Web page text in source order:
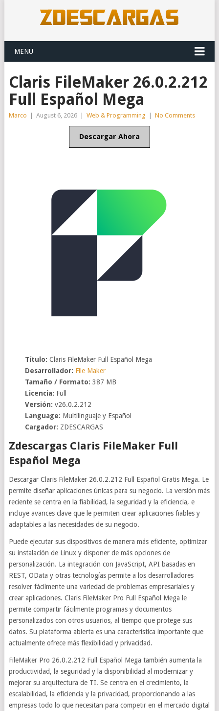
MENU
Claris FileMaker 26.0.2.212
Full Español Mega
Marco August 6, 2026 Web & Programming No Comments
Descargar Ahora
Título: Claris FileMaker Full Español Mega
Desarrollador: File Maker
Tamaño / Formato: 387 MB
Licencia: Full
Versión: v26.0.2.212
Language: Multilinguaje y Español
Cargador: ZDESCARGAS
Zdescargas Claris FileMaker Full
Español Mega
Descargar Claris FileMaker 26.0.2.212 Full Español Gratis Mega. Le
permite diseñar aplicaciones únicas para su negocio. La versión más
reciente se centra en la fiabilidad, la seguridad y la eficiencia, e
incluye avances clave que le permiten crear aplicaciones fiables y
adaptables a las necesidades de su negocio.
Puede ejecutar sus dispositivos de manera más eficiente, optimizar
su instalación de Linux y disponer de más opciones de
personalización. La integración con JavaScript, API basadas en
REST, OData y otras tecnologías permite a los desarrolladores
resolver fácilmente una variedad de problemas empresariales y
crear aplicaciones. Claris FileMaker Pro Full Español Mega le
permite compartir fácilmente programas y documentos
personalizados con otros usuarios, al tiempo que protege sus
datos. Su plataforma abierta es una característica importante que
actualmente ofrece más flexibilidad y privacidad.
FileMaker Pro 26.0.2.212 Full Español Mega también aumenta la
productividad, la seguridad y la disponibilidad al modernizar y
mejorar su arquitectura de TI. Se centra en el crecimiento, la
escalabilidad, la eficiencia y la privacidad, proporcionando a las
empresas todo lo que necesitan para competir en el mercado digital